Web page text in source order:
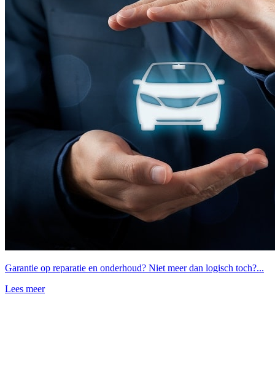
Garantie op reparatie en onderhoud? Niet meer dan logisch toch?...
Lees meer